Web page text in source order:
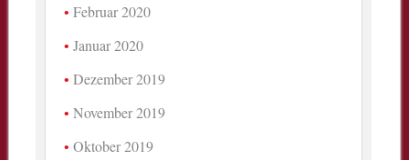
Februar 2020
Januar 2020
Dezember 2019
November 2019
Oktober 2019